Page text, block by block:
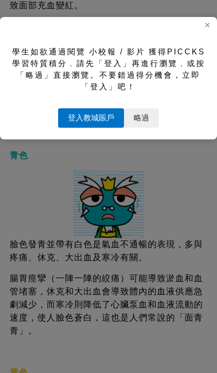
致面部充血變紅。
▲生氣導致臉色變紅。（Photo by James Heilman,
MD / CC BY 3.0）
過量運動和過高溫度更會引起頭暈頭痛等症狀。
青色
臉色發青並帶有白色是氣血不通暢的表現，多與
疼痛、休克、大出血及寒冷有關。
腸胃痙攣（一陣一陣的絞痛）可能導致淤血和血
管堵塞，休克和大出血會導致體內的血液供應急
劇減少，而寒冷則降低了心臟泵血和血液流動的
速度，使人臉色蒼白，這也是人們常說的「面青
青」。
×
學生如欲通過閱覽 小校報 / 影片 獲得PICCKS
學習特質積分﹐請先「登入」再進行瀏覽﹐或按
「略過」直接瀏覽。不要錯過得分機會，立即
「登入」吧！
登入教城賬戶 略過